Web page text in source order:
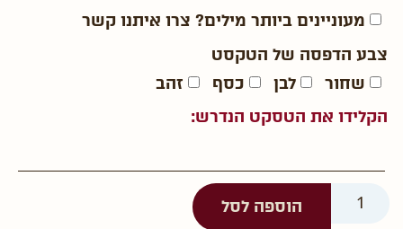
מעוניינים ביותר מילים? צרו איתנו קשר
צבע הדפסה של הטקסט
שחור
לבן כסף
זהב
הקלידו את הטסקט הנדרש:
הוספה לסל